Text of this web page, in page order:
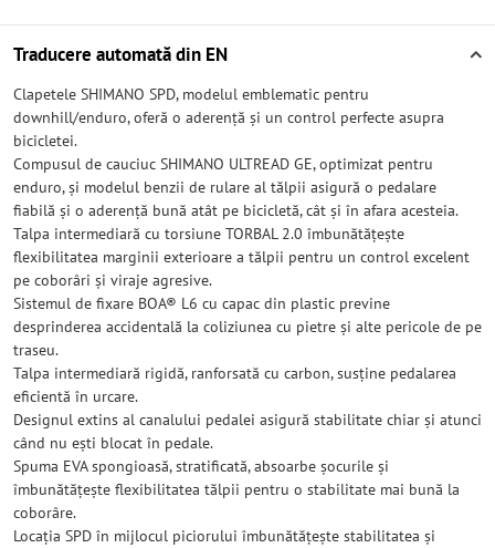
Traducere automată din EN
Clapetele SHIMANO SPD, modelul emblematic pentru
downhill/enduro, oferă o aderență și un control perfecte asupra
bicicletei.
Compusul de cauciuc SHIMANO ULTREAD GE, optimizat pentru
enduro, și modelul benzii de rulare al tălpii asigură o pedalare
fiabilă și o aderență bună atât pe bicicletă, cât și în afara acesteia.
Talpa intermediară cu torsiune TORBAL 2.0 îmbunătățește
flexibilitatea marginii exterioare a tălpii pentru un control excelent
pe coborâri și viraje agresive.
Sistemul de fixare BOA® L6 cu capac din plastic previne
desprinderea accidentală la coliziunea cu pietre și alte pericole de pe
traseu.
Talpa intermediară rigidă, ranforsată cu carbon, susține pedalarea
eficientă în urcare.
Designul extins al canalului pedalei asigură stabilitate chiar și atunci
când nu ești blocat în pedale.
Spuma EVA spongioasă, stratificată, absoarbe șocurile și
îmbunătățește flexibilitatea tălpii pentru o stabilitate mai bună la
coborâre.
Locația SPD în mijlocul piciorului îmbunătățește stabilitatea și